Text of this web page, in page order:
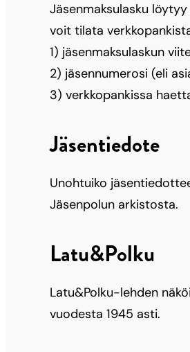
Jäsenmaksulasku
voit tilata
1) jäsenmaksulaskun
2) jäsennumerosi (eli
3) verkkopankissa
Jäsentiedote
Unohtuiko
Jäsenpolun arkistosta.
Latu&Polku
Latu&Polku-lehden
vuodesta 1945 asti.